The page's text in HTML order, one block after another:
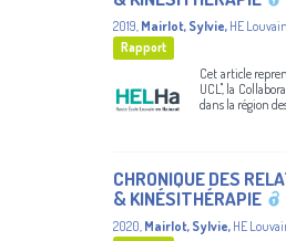
2019 Mairlot, Sylvie, HE
Rapport
Cet article
UCL", la
dans la région
CHRONIQUE DES
& KINÉSITHÉRAPIE
2020 Mairlot, Sylvie, HE